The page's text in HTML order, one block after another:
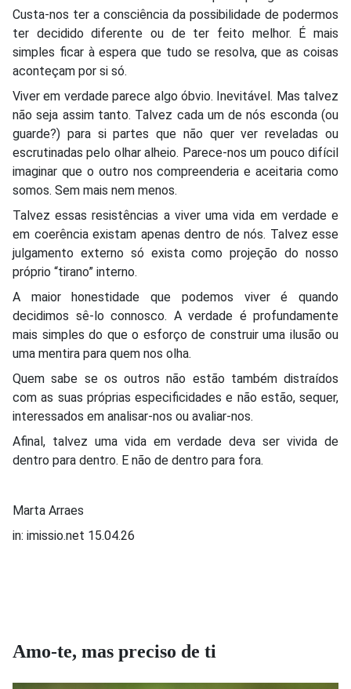
Custa-nos ter a consciência da possibilidade de podermos
ter decidido diferente ou de ter feito melhor. É mais
simples ficar à espera que tudo se resolva, que as coisas
aconteçam por si só.
Viver em verdade parece algo óbvio. Inevitável. Mas talvez
não seja assim tanto. Talvez cada um de nós esconda (ou
guarde?) para si partes que não quer ver reveladas ou
escrutinadas pelo olhar alheio. Parece-nos um pouco difícil
imaginar que o outro nos compreenderia e aceitaria como
somos. Sem mais nem menos.
Talvez essas resistências a viver uma vida em verdade e
em coerência existam apenas dentro de nós. Talvez esse
julgamento externo só exista como projeção do nosso
próprio “tirano” interno.
A maior honestidade que podemos viver é quando
decidimos sê-lo connosco. A verdade é profundamente
mais simples do que o esforço de construir uma ilusão ou
uma mentira para quem nos olha.
Quem sabe se os outros não estão também distraídos
com as suas próprias especificidades e não estão, sequer,
interessados em analisar-nos ou avaliar-nos.
Afinal, talvez uma vida em verdade deva ser vivida de
dentro para dentro. E não de dentro para fora.
Marta Arraes
in: imissio.net 15.04.26
Amo-te, mas preciso de ti